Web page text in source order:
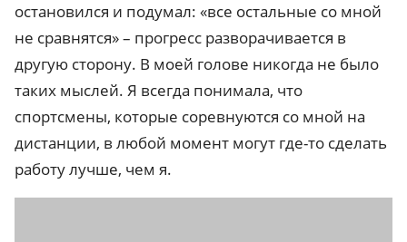
остановился и подумал: «все остальные со мной
не сравнятся» – прогресс разворачивается в
другую сторону. В моей голове никогда не было
таких мыслей. Я всегда понимала, что
спортсмены, которые соревнуются со мной на
дистанции, в любой момент могут где-то сделать
работу лучше, чем я.